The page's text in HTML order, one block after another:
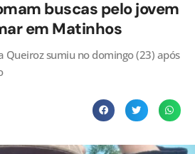
buscas pelo jovem
em Matinhos
Queiroz sumiu no domingo (23) após